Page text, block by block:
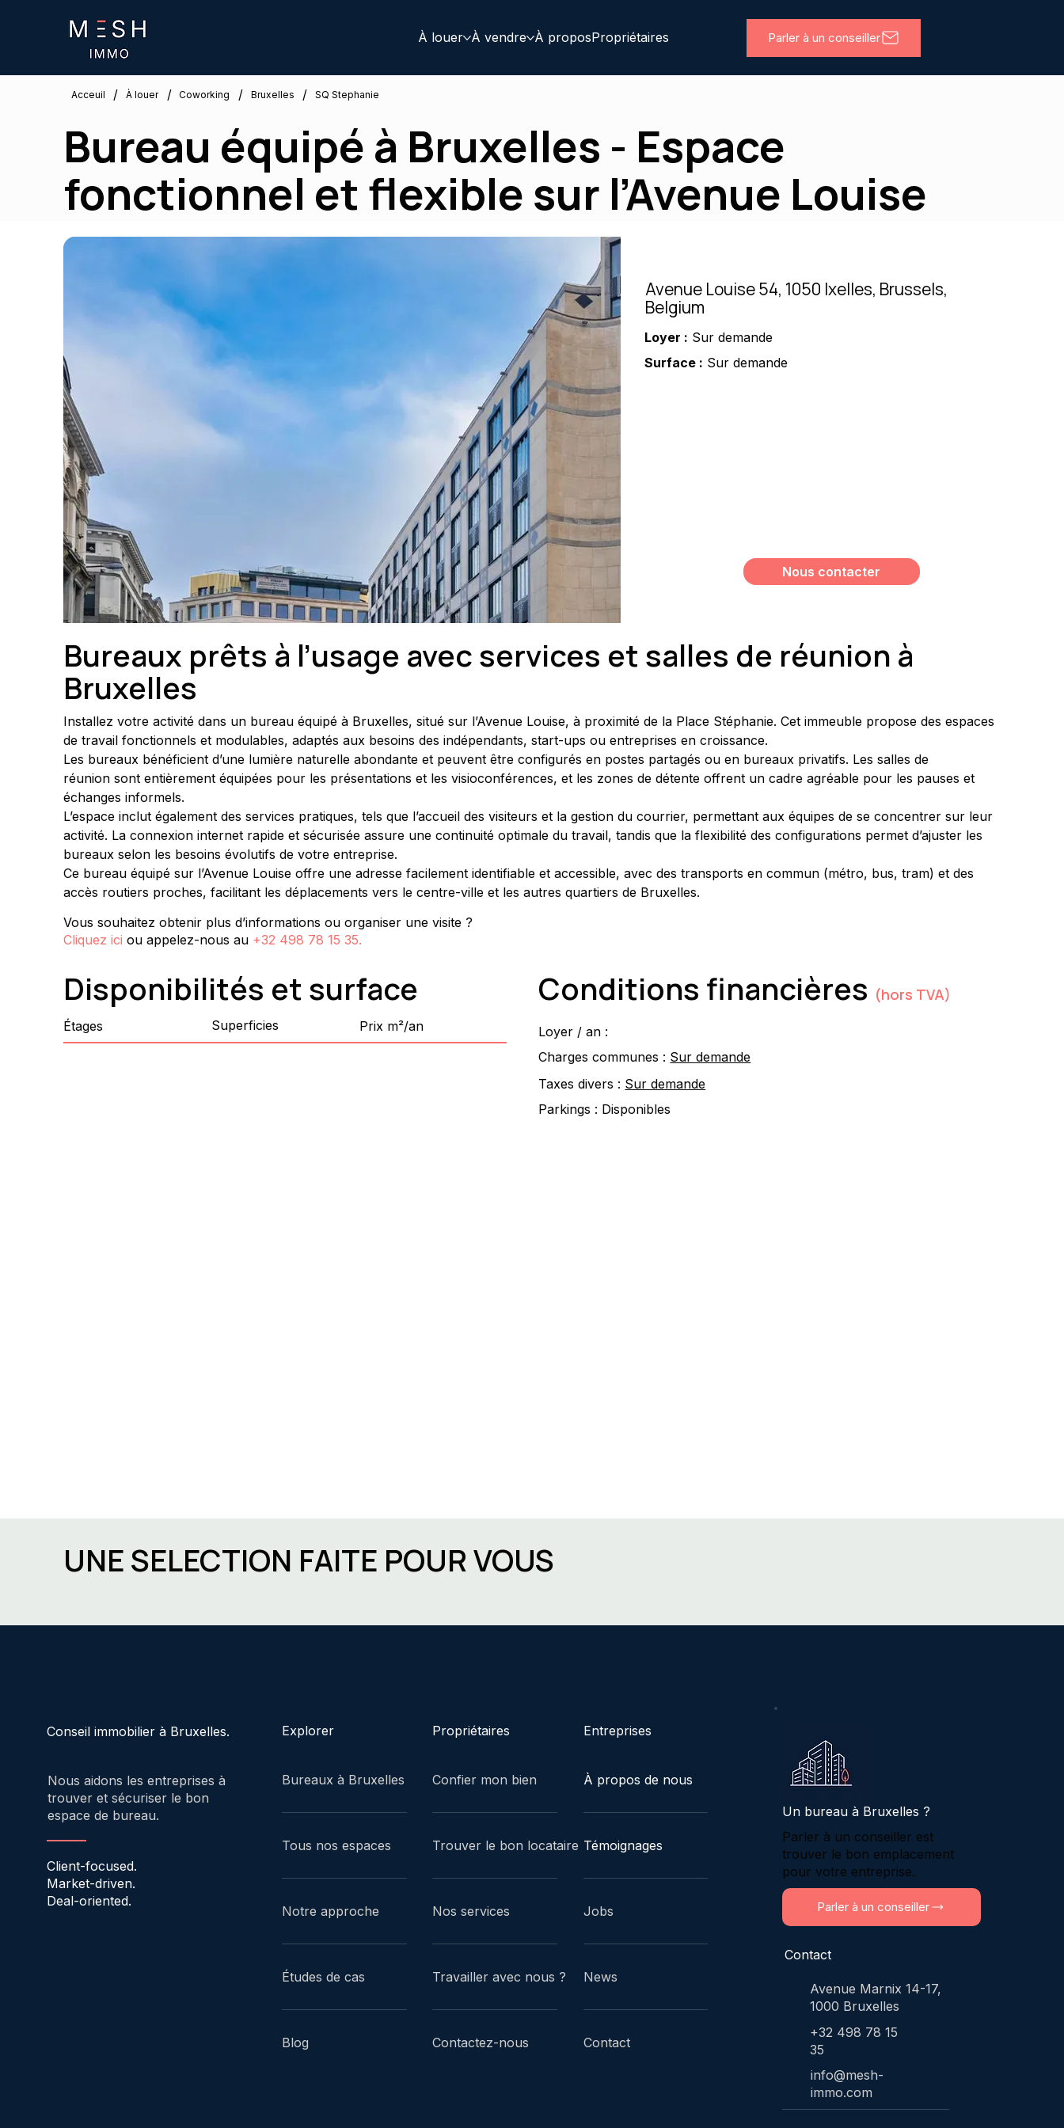
À louer À vendre À proposPropriétaires Parler à un conseiller
Acceuil / À louer / Coworking / Bruxelles / SQ Stephanie
Bureau équipé à Bruxelles - Espace
fonctionnel et flexible sur l’Avenue Louise
Avenue Louise 54, 1050 Ixelles, Brussels,
Belgium
Loyer : Sur demande
Surface : Sur demande
Nous contacter
Bureaux prêts à l’usage avec services et salles de réunion à
Bruxelles
Installez votre activité dans un bureau équipé à Bruxelles, situé sur l’Avenue Louise, à proximité de la Place Stéphanie. Cet immeuble propose des espaces
de travail fonctionnels et modulables, adaptés aux besoins des indépendants, start-ups ou entreprises en croissance.
Les bureaux bénéficient d’une lumière naturelle abondante et peuvent être configurés en postes partagés ou en bureaux privatifs. Les salles de
réunion sont entièrement équipées pour les présentations et les visioconférences, et les zones de détente offrent un cadre agréable pour les pauses et
échanges informels.
L’espace inclut également des services pratiques, tels que l’accueil des visiteurs et la gestion du courrier, permettant aux équipes de se concentrer sur leur
activité. La connexion internet rapide et sécurisée assure une continuité optimale du travail, tandis que la flexibilité des configurations permet d’ajuster les
bureaux selon les besoins évolutifs de votre entreprise.
Ce bureau équipé sur l’Avenue Louise offre une adresse facilement identifiable et accessible, avec des transports en commun (métro, bus, tram) et des
accès routiers proches, facilitant les déplacements vers le centre-ville et les autres quartiers de Bruxelles.
Vous souhaitez obtenir plus d’informations ou organiser une visite ?
Cliquez ici ou appelez-nous au +32 498 78 15 35.
Disponibilités et surface
Étages Superficies Prix m²/an
Conditions financières (hors TVA)
Loyer / an :
Charges communes : Sur demande
Taxes divers : Sur demande
Parkings : Disponibles
UNE SELECTION FAITE POUR VOUS
Conseil immobilier à Bruxelles.
Nous aidons les entreprises à
trouver et sécuriser le bon
espace de bureau.
Client-focused.
Market-driven.
Deal-oriented.
Explorer
Bureaux à Bruxelles
Tous nos espaces
Notre approche
Études de cas
Blog
Propriétaires
Confier mon bien
Trouver le bon locataire
Nos services
Travailler avec nous ?
Contactez-nous
Entreprises
À propos de nous
Témoignages
Jobs
News
Contact
Contact
Avenue Marnix 14-17,
1000 Bruxelles
+32 498 78 15
35
info@mesh-
immo.com
Un bureau à Bruxelles ?
Parler à un conseiller est
trouver le bon emplacement
pour votre entreprise.
Parler à un conseiller